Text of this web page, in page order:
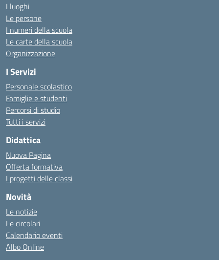
I luoghi
Le persone
I numeri della scuola
Le carte della scuola
Organizzazione
I Servizi
Personale scolastico
Famiglie e studenti
Percorsi di studio
Tutti i servizi
Didattica
Nuova Pagina
Offerta formativa
I progetti delle classi
Novità
Le notizie
Le circolari
Calendario eventi
Albo Online